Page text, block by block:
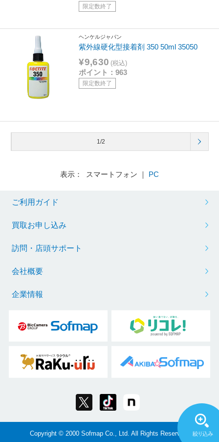
限定数終了
ヘンケルジャパン
紫外線硬化型接着剤 350 50ml 35050
¥9,630 (税込)
ポイント：963
限定数終了
1/2
表示： スマートフォン ｜ PC
ご利用ガイド
買取お申し込み
訪問・店頭サポート
会社概要
企業情報
Copyright © 2000 Sofmap Co., Ltd. All Rights Reserved.